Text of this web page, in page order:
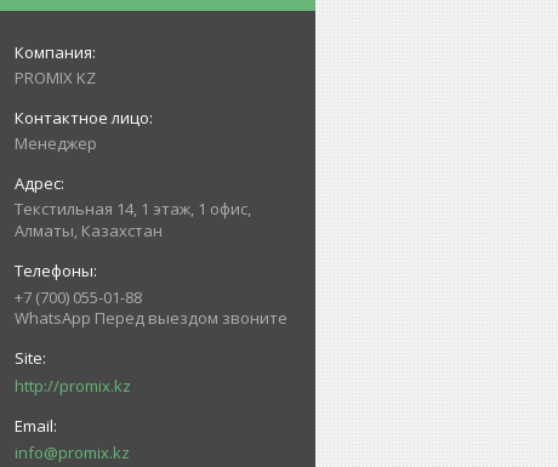
PROMIX KZ
Менеджер
Текстильная 14, 1 этаж, 1 офис,
Алматы, Казахстан
+7 (700) 055-01-88
WhatsApp Перед выездом звоните
http://promix.kz
info@promix.kz